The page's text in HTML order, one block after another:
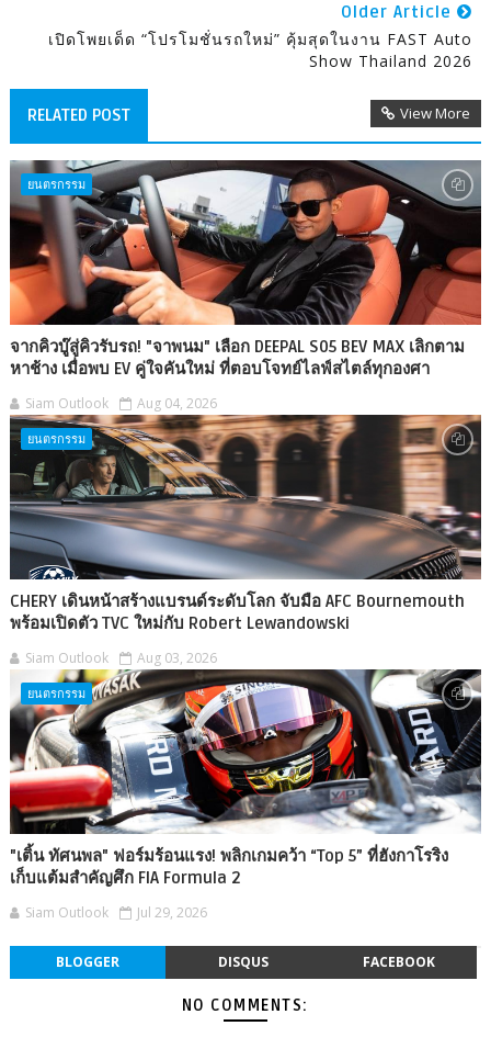
Older Article
เปิดโพยเด็ด “โปรโมชั่นรถใหม่” คุ้มสุดในงาน FAST Auto
Show Thailand 2026
RELATED POST View More
ยนตรกรรม
จากคิวบู๊สู่คิวรับรถ! "จาพนม" เลือก DEEPAL S05 BEV MAX เลิกตาม
หาช้าง เมื่อพบ EV คู่ใจคันใหม่ ที่ตอบโจทย์ไลฟ์สไตล์ทุกองศา
Siam Outlook Aug 04, 2026
ยนตรกรรม
CHERY เดินหน้าสร้างแบรนด์ระดับโลก จับมือ AFC Bournemouth
พร้อมเปิดตัว TVC ใหม่กับ Robert Lewandowski
Siam Outlook Aug 03, 2026
ยนตรกรรม
"เติ้น ทัศนพล" ฟอร์มร้อนแรง! พลิกเกมคว้า “Top 5” ที่ฮังกาโรริง
เก็บแต้มสำคัญศึก FIA Formula 2
Siam Outlook Jul 29, 2026
BLOGGER DISQUS FACEBOOK
NO COMMENTS: